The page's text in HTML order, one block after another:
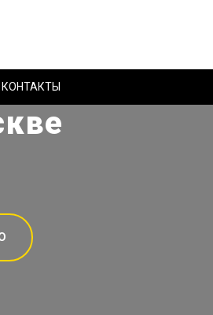
КОНТАКТЫ